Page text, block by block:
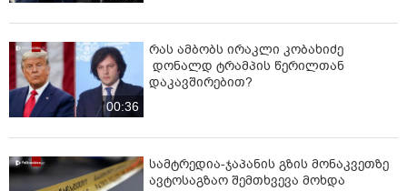
00:36
რას ამბობს ირაკლი კობახიძე
დონალდ ტრამპის წერილთან
დაკავშირებით?
სამტრედია-ჯაპანის გზის მონაკვეთზე
ავტოსაგზაო შემთხვევა მოხდა